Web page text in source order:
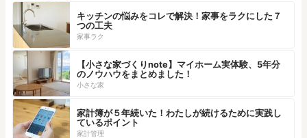
キッチンの悩みをコレで解決！家事をラクにした７
つの工夫
家事ラク
【小さな家づくりnote】マイホーム実体験、5年分
のノウハウをまとめました！
小さな家
家計簿が５年続いた！わたしが続けるために実践し
ているポイント
家計管理